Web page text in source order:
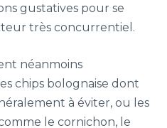
gustatives pour se
très concurrentiel.
néanmoins
chips bolognaise dont
à éviter, ou les
le cornichon, le